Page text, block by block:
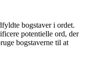
bogstaver i ordet.
potentielle ord, der
bogstaverne til at